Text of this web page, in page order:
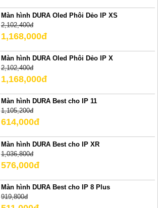
Màn hình DURA Oled Phôi Dẻo IP XS
2,102,400đ
1,168,000đ
Màn hình DURA Oled Phôi Dẻo IP X
2,102,400đ
1,168,000đ
Màn hình DURA Best cho IP 11
1,105,200đ
614,000đ
Màn hình DURA Best cho IP XR
1,036,800đ
576,000đ
Màn hình DURA Best cho IP 8 Plus
919,800đ